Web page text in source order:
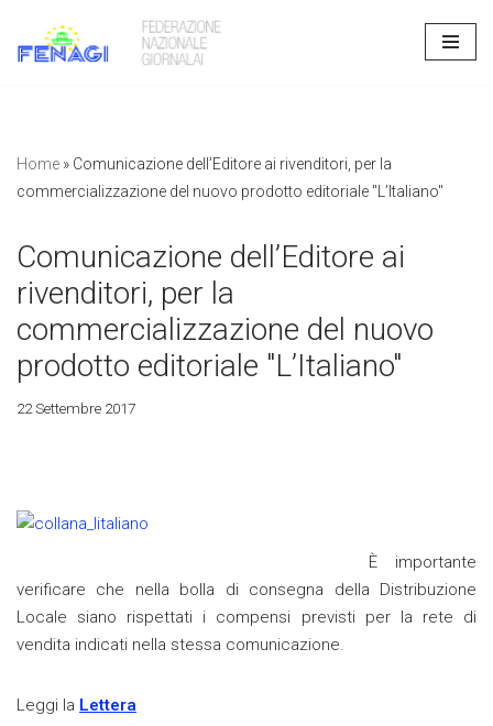
Vai
Home » Comunicazione dell’Editore ai rivenditori, per la
commercializzazione del nuovo prodotto editoriale "L’Italiano"
Comunicazione dell’Editore ai
rivenditori, per la
commercializzazione del nuovo
prodotto editoriale "L’Italiano"
22 Settembre 2017
È importante
verificare che nella bolla di consegna della Distribuzione
Locale siano rispettati i compensi previsti per la rete di
vendita indicati nella stessa comunicazione.
Leggi la Lettera